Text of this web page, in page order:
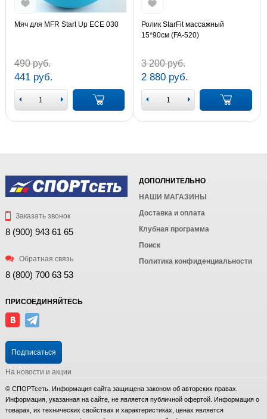
Мяч для MFR Start Up ECE 030
490 руб.
441 руб.
Ролик StarFit массажный
15*90см (FA-520)
3 200 руб.
2 880 руб.
Заказать звонок
8 (900) 943 61 65
Обратная связь
8 (800) 700 63 53
ДОПОЛНИТЕЛЬНО
НАШИ МАГАЗИНЫ
Доставка и оплата
Клубная программа
Поиск
Политика конфиденциальности
ПРИСОЕДИНЯЙТЕСЬ
Подписаться
На новости и акции
© СПОРТсеть. Информация сайта защищена законом об авторских правах.
Информация, указанная на сайте, не является публичной офертой. Информация о
товарах, их технических свойствах и характеристиках, ценах является